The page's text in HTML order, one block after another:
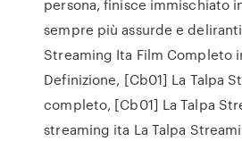
persona, finisce immischiato
sempre più assurde e
Streaming Ita Film Completo
Definizione, [Cb01] La Talpa
completo, [Cb01] La Talpa
streaming ita La Talpa